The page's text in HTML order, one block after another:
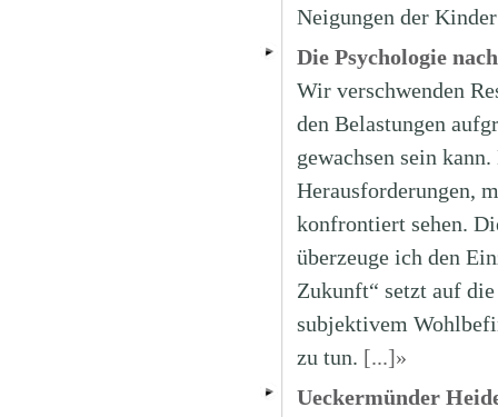
Neigungen der
Die Psychologie
Wir verschwenden
den Belastungen
gewachsen sein
Herausforderungen,
konfrontiert sehen.
überzeuge ich den
Zukunft“ setzt auf
subjektivem
zu tun. [...]»
Ueckermünder